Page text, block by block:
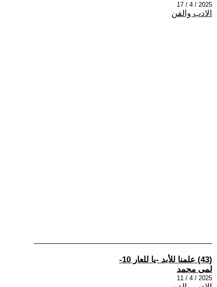
2025 / 4 / 17
الادب والفن
(43) علمنا للأبد -يا للعار 10-
لمى محمد
2025 / 4 / 11